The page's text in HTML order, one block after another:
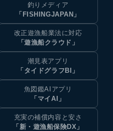
釣りメディア
「FISHINGJAPAN」
改正遊漁船業法に対応
「遊漁船クラウド」
潮見表アプリ
「タイドグラフBI」
魚図鑑AIアプリ
「マイAI」
充実の補償内容と安さ
「新・遊漁船保険DX」